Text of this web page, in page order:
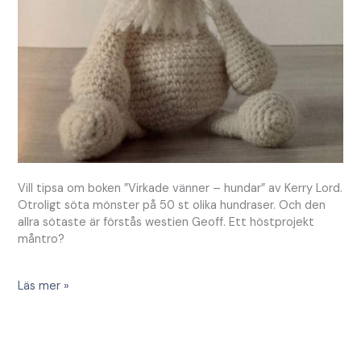
Vill tipsa om boken ”Virkade vänner – hundar” av Kerry Lord.
Otroligt söta mönster på 50 st olika hundraser. Och den
allra sötaste är förstås westien Geoff. Ett höstprojekt
måntro?
Läs mer »